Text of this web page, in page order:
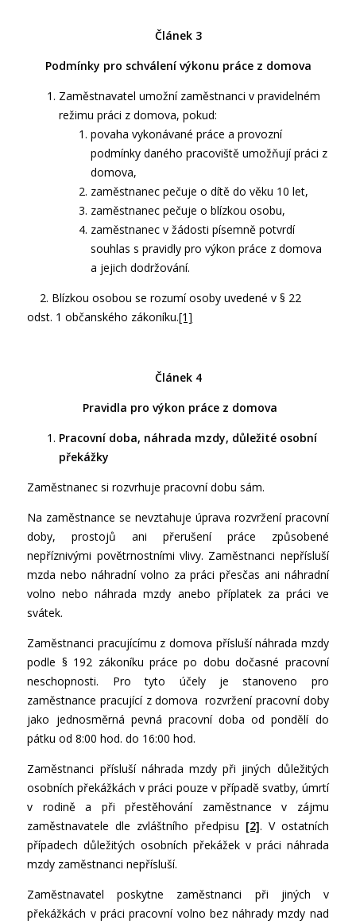
Článek 3
Podmínky pro schválení výkonu práce z domova
Zaměstnavatel umožní zaměstnanci v pravidelném
režimu práci z domova, pokud:
povaha vykonávané práce a provozní
podmínky daného pracoviště umožňují práci z
domova,
zaměstnanec pečuje o dítě do věku 10 let,
zaměstnanec pečuje o blízkou osobu,
zaměstnanec v žádosti písemně potvrdí
souhlas s pravidly pro výkon práce z domova
a jejich dodržování.
2. Blízkou osobou se rozumí osoby uvedené v § 22
odst. 1 občanského zákoníku.[1]
Článek 4
Pravidla pro výkon práce z domova
Pracovní doba, náhrada mzdy, důležité osobní
překážky
Zaměstnanec si rozvrhuje pracovní dobu sám.
Na zaměstnance se nevztahuje úprava rozvržení pracovní
doby, prostojů ani přerušení práce způsobené
nepříznivými povětrnostními vlivy. Zaměstnanci nepřísluší
mzda nebo náhradní volno za práci přesčas ani náhradní
volno nebo náhrada mzdy anebo příplatek za práci ve
svátek.
Zaměstnanci pracujícímu z domova přísluší náhrada mzdy
podle § 192 zákoníku práce po dobu dočasné pracovní
neschopnosti. Pro tyto účely je stanoveno pro
zaměstnance pracující z domova rozvržení pracovní doby
jako jednosměrná pevná pracovní doba od pondělí do
pátku od 8:00 hod. do 16:00 hod.
Zaměstnanci přísluší náhrada mzdy při jiných důležitých
osobních překážkách v práci pouze v případě svatby, úmrtí
v rodině a při přestěhování zaměstnance v zájmu
zaměstnavatele dle zvláštního předpisu [2]. V ostatních
případech důležitých osobních překážek v práci náhrada
mzdy zaměstnanci nepřísluší.
Zaměstnavatel poskytne zaměstnanci při jiných v
překážkách v práci pracovní volno bez náhrady mzdy nad